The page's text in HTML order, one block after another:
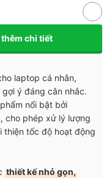
thêm chi tiết
laptop cá nhân,
gợi ý đáng cân nhắc.
nổi bật bởi
, cho phép xử lý lượng
thiện tốc độ hoạt động
thiết kế nhỏ gọn,